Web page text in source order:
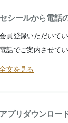
セシールから電話
会員登録いただいて
電話でご案内させて
全文を見る
アプリダウンロー